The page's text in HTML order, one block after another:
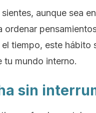
aunque sea
ordenar
tiempo, este hábito
tu mundo interno.
sin